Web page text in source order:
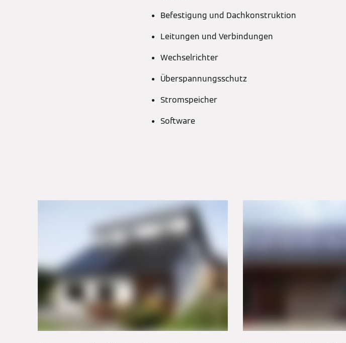
Befestigung und Dachkonstruktion
Leitungen und Verbindungen
Wechselrichter
Überspannungsschutz
Stromspeicher
Software